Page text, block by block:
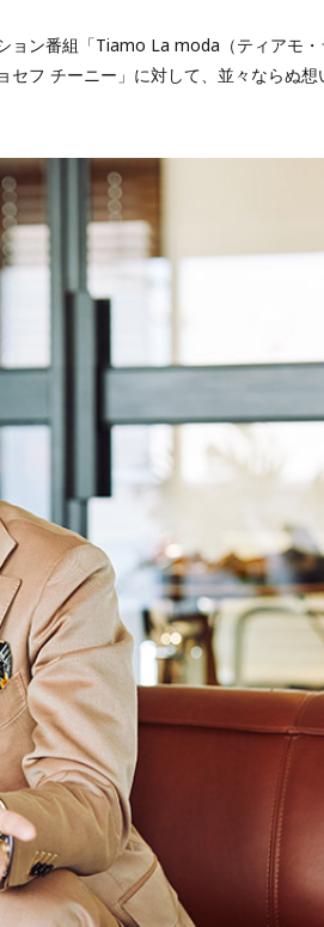
ン番組「Tiamo La moda（ティアモ
フ チーニー」に対して、並々ならぬ